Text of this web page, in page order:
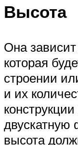
Высота
Она зависит
которая
строении
и их
высота